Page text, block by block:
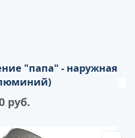
"папа" - наружная
руб.